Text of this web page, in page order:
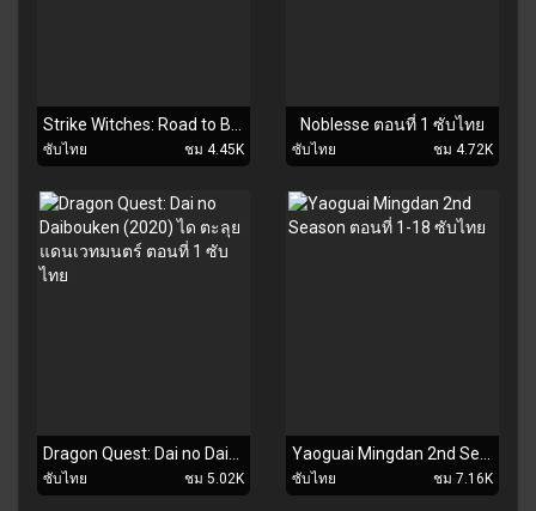
ซับไทย ชม 4.45K
Noblesse ตอนที่ 1 ซับไทย
ซับไทย ชม 4.72K
ซับไทย ชม 5.02K ซับไทย ชม 7.16K